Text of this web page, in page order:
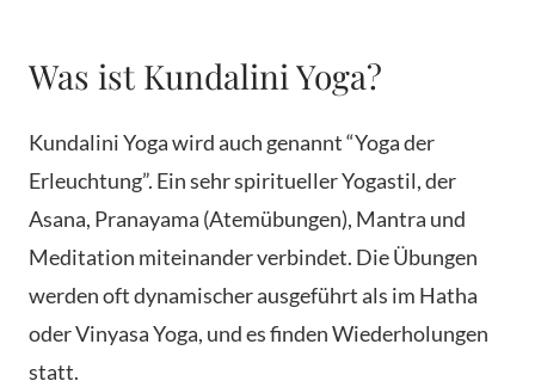
Was ist Kundalini Yoga?
Kundalini Yoga wird auch genannt “Yoga der
Erleuchtung”. Ein sehr spiritueller Yogastil, der
Asana, Pranayama (Atemübungen), Mantra und
Meditation miteinander verbindet. Die Übungen
werden oft dynamischer ausgeführt als im Hatha
oder Vinyasa Yoga, und es finden Wiederholungen
statt.